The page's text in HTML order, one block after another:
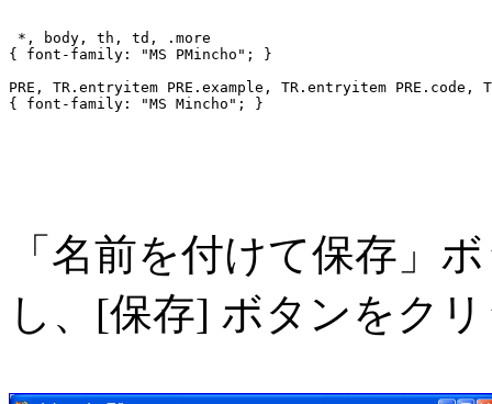
*, body, th, td, .more
{ font-family: "MS PMincho"; }
PRE, TR.entryitem PRE.example, TR.entryitem PRE.code,
{ font-family: "MS Mincho"; }
「名前を付けて保存」
し、[保存] ボタンをク